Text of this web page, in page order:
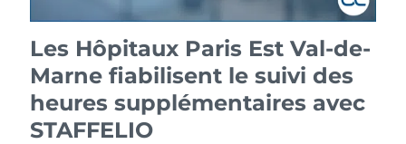
Les Hôpitaux Paris Est Val-de-
Marne fiabilisent le suivi des
heures supplémentaires avec
STAFFELIO